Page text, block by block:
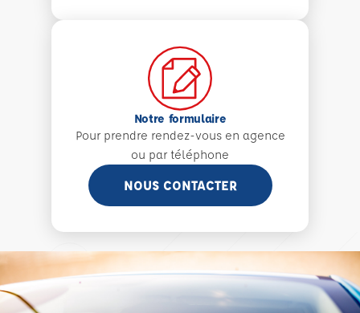
Notre formulaire
Pour prendre rendez-vous en agence
ou par téléphone
NOUS CONTACTER